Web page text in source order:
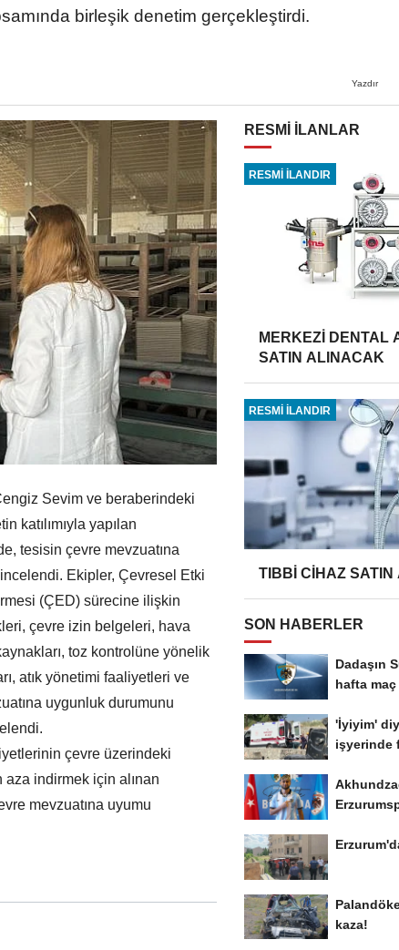
birleşik denetim gerçekleştirdi.
Yazdır
Sevim ve beraberindeki
katılımıyla yapılan
tesisin çevre mevzuatına
Ekipler, Çevresel Etki
(ÇED) sürecine ilişkin
çevre izin belgeleri, hava
toz kontrolüne yönelik
atık yönetimi faaliyetleri ve
uygunluk durumunu
çevre üzerindeki
aza indirmek için alınan
mevzuatına uyumu
RESMİ İLANLAR
RESMİ İLANDIR
MERKEZİ DENTAL
SATIN ALINACAK
RESMİ İLANDIR
TIBBİ CİHAZ
SON HABERLER
Dadaşın
hafta
'İyiyim'
işyerinde
kaza!